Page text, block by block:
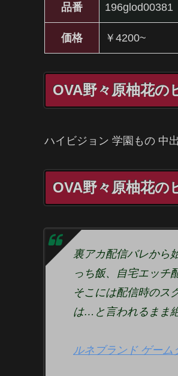
品番 196glod00381
価格 ￥4200~
OVA野々原柚花の
ハイビジョン 学園もの 中
OVA野々原柚花の
裏アカ配信バレから
っち飯、自宅エッチ
そこには配信時のス
は…と言われるまま
ルネブランド ゲーム